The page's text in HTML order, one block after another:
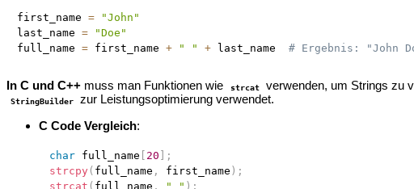
first_name =
"John"
last_name =
"Doe"
full_name = first_name + " " + last_name # Ergebnis: "John
In C und C++ muss man Funktionen wie strcat verwenden, um Strings zu
StringBuilder
zur Leistungsoptimierung verwendet.
C Code Vergleich:
char full_name 20
;
strcpy ( full_name , first_name ) ;
strcat ( full_name , " " ) ;